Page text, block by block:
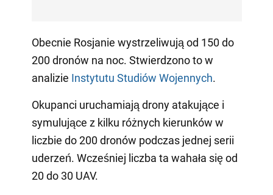
Obecnie Rosjanie wystrzeliwują od 150 do
200 dronów na noc. Stwierdzono to w
analizie Instytutu Studiów Wojennych.
Okupanci uruchamiają drony atakujące i
symulujące z kilku różnych kierunków w
liczbie do 200 dronów podczas jednej serii
uderzeń. Wcześniej liczba ta wahała się od
20 do 30 UAV.